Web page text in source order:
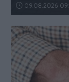
Data dodania
09.08.2026